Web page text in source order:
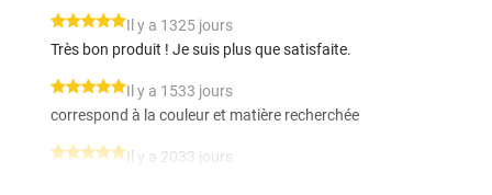
*****
Il y a 1325 jours
Très bon produit ! Je suis plus que satisfaite.
*****
Il y a 1533 jours
correspond à la couleur et matière recherchée
*****
Il y a 2033 jours